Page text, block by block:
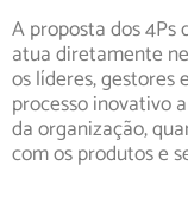
A proposta dos 4Ps
atua diretamente
os líderes, gestores
processo inovativo
da organização,
com os produtos e